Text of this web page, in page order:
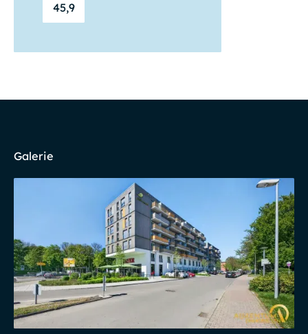
45,9
Galerie